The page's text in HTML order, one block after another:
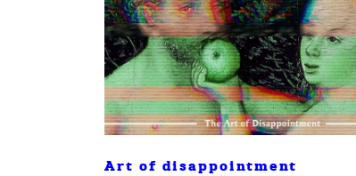
Art of disappointment